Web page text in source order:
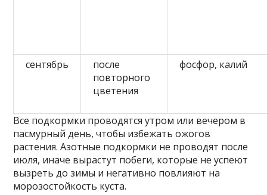
сентябрь
после
повторного
цветения
фосфор, калий
Все подкормки проводятся утром или вечером в
пасмурный день, чтобы избежать ожогов
растения. Азотные подкормки не проводят после
июля, иначе вырастут побеги, которые не успеют
вызреть до зимы и негативно повлияют на
морозостойкость куста.